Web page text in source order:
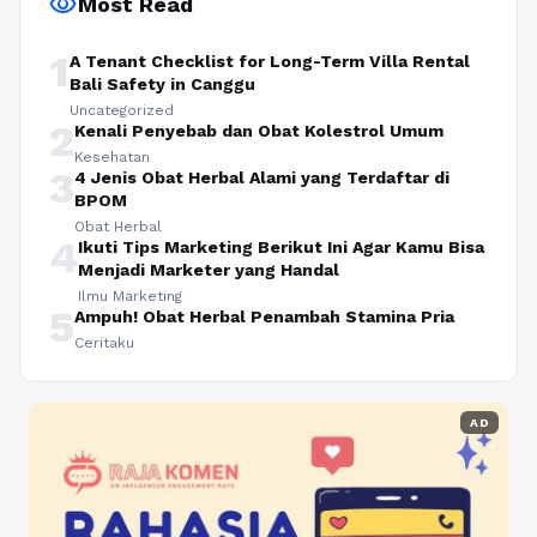
1A Tenant Checklist for Long-Term Villa Rental
Bali Safety in Canggu
Uncategorized
2Kenali Penyebab dan Obat Kolestrol Umum
Kesehatan
34 Jenis Obat Herbal Alami yang Terdaftar di
BPOM
Obat Herbal
4Ikuti Tips Marketing Berikut Ini Agar Kamu Bisa
Menjadi Marketer yang Handal
Ilmu Marketing
5Ampuh! Obat Herbal Penambah Stamina Pria
Ceritaku
AD